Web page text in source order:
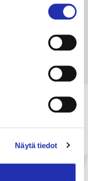
Näytä tiedot
ottaa